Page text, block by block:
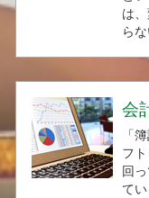
は
ら
会
「
フ
回
て